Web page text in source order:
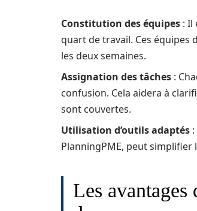
Constitution des équipes : Il
quart de travail. Ces
les deux semaines.
Assignation des tâches :
confusion. Cela aidera à
sont couvertes.
Utilisation d’outils adaptés
PlanningPME, peut simplifier
Les